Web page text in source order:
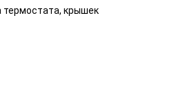
термостата, крышек